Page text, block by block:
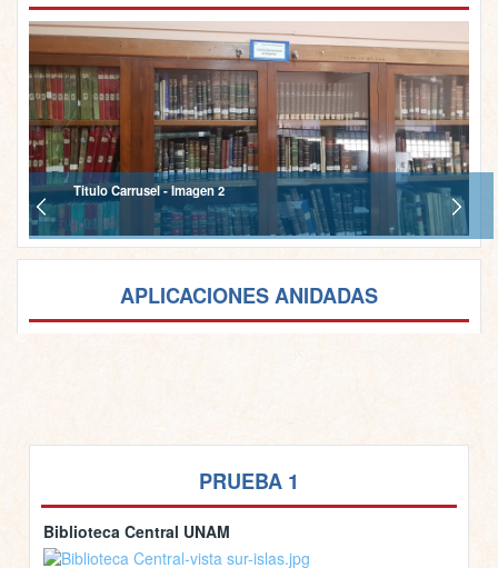
Titulo Carrusel - Imagen 2
APLICACIONES ANIDADAS
PRUEBA 1
Biblioteca Central UNAM